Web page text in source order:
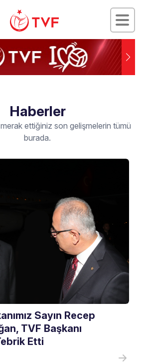
Haberler
ettiğiniz son gelişmelerin tümü
burada.
Sayın Recep
TVF Başkanı
Etti